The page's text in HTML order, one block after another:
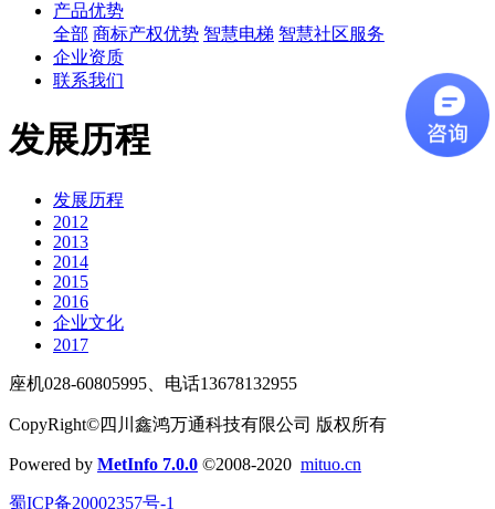
产品优势
全部 商标产权优势 智慧电梯 智慧社区服务
企业资质
联系我们
发展历程
发展历程
2012
2013
2014
2015
2016
企业文化
2017
座机028-60805995、电话13678132955
CopyRight©四川鑫鸿万通科技有限公司 版权所有
Powered by MetInfo 7.0.0 ©2008-2020 mituo.cn
蜀ICP备20002357号-1​